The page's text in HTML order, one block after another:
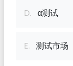
D. α测试
E. 测试市场